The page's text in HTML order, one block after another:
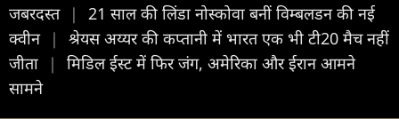
जबरदस्त |
21 साल की लिंडा नोस्कोवा बनीं विम्बलडन की नई
क्वीन |
श्रेयस अय्यर की कप्तानी में भारत एक भी टी20 मैच नहीं
जीता
|
मिडिल ईस्ट में फिर जंग, अमेरिका और ईरान आमने
सामने